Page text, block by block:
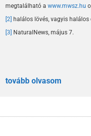
megtalálható a www.mwsz.hu
[2] halálos lövés, vagyis halálos
[3] NaturalNews, május 7.
tovább olvasom